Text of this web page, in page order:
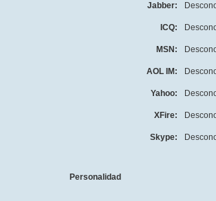
Jabber:
ICQ:
MSN:
AOL IM:
Yahoo:
XFire:
Skype:
Personalidad